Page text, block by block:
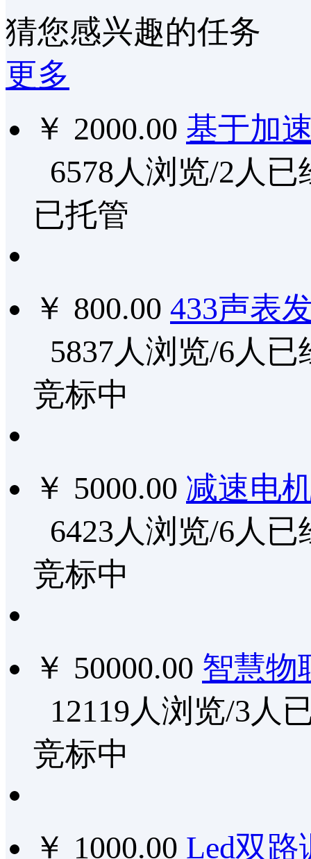
猜您感兴趣的任务
更多
￥ 2000.00 基于加
6578人浏览/2人已
已托管
￥ 800.00 433声表
5837人浏览/6人已
竞标中
￥ 5000.00 减速电
6423人浏览/6人已
竞标中
￥ 50000.00 智慧物
12119人浏览/3人
竞标中
￥ 1000.00 Led双路